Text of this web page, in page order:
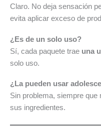
Claro. No deja sensación
evita aplicar exceso de
¿Es de un solo uso?
Sí, cada paquete trae una
solo uso.
¿La pueden usar
Sin problema, siempre que
sus ingredientes.